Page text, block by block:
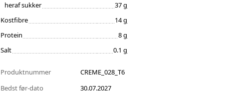
heraf sukker
37 g
Kostfibre
14 g
Protein
8 g
Salt
0.1 g
Produktnummer
CREME_028_T6
Bedst før-dato
30.07.2027